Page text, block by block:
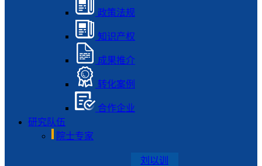
政策法规
知识产权
成果推介
转化案例
合作企业
研究队伍
院士专家
刘以训